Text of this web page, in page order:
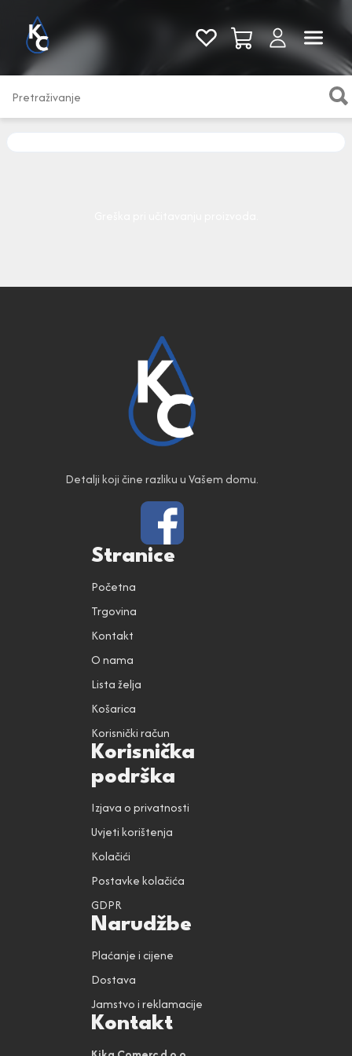
Pogledaj sve
Detalji koji čine razliku u Vašem domu.
Stranice
Početna
Trgovina
Kontakt
O nama
Lista želja
Košarica
Korisnički račun
Korisnička
podrška
Izjava o privatnosti
Uvjeti korištenja
Kolačići
Postavke kolačića
GDPR
Narudžbe
Plaćanje i cijene
Dostava
Jamstvo i reklamacije
Kontakt